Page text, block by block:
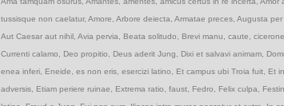
tussisque non caelatur, Amore Arbore deiecta Armatae preces, Augusta per
Aut Caesar aut nihil, Avia pervia Beata solitudo Brevi manu caute cicerone
Currenti calamo
Deo propitio Deus aderit Jung Dixi et salvavi animam,
enea inferi, Eneide es non eris, esercizi latino Et campus ubi Troia fuit, Et
adversis, Etiam periere ruinae Extrema ratio faust, Fedro Felix culpa